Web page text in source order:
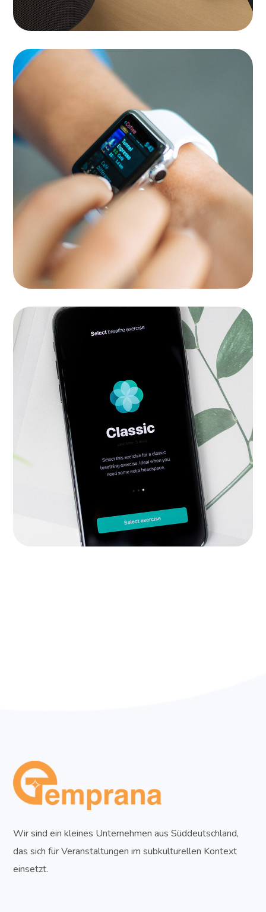
Platform Integration
APPS | LANDINGS
Inspiration
APPS | LANDINGS
Wir sind ein kleines Unternehmen aus Süddeutschland,
das sich für Veranstaltungen im subkulturellen Kontext
einsetzt.